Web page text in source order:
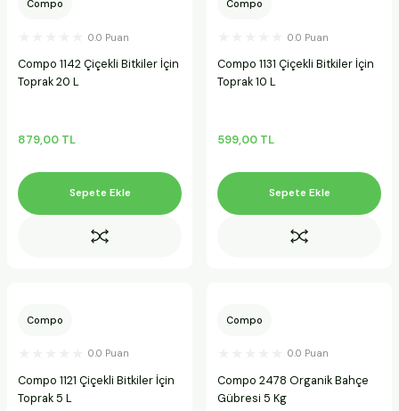
Compo
0.0 Puan
Compo 1142 Çiçekli Bitkiler İçin
Toprak 20 L
879,00 TL
Sepete Ekle
Compo
0.0 Puan
Compo 1131 Çiçekli Bitkiler İçin
Toprak 10 L
599,00 TL
Sepete Ekle
Compo
0.0 Puan
Compo 1121 Çiçekli Bitkiler İçin
Toprak 5 L
Compo
0.0 Puan
Compo 2478 Organik Bahçe
Gübresi 5 Kg